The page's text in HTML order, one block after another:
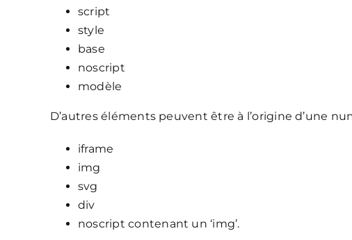
script
style
base
noscript
modèle
D’autres éléments peuvent être à l’origine d’une
iframe
img
svg
div
noscript contenant un ‘img’.